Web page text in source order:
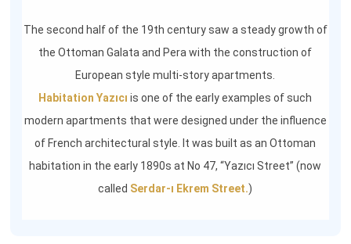
The second half of the 19th century saw a steady growth of
the Ottoman Galata and Pera with the construction of
European style multi-story apartments.
Habitation Yazıcı is one of the early examples of such
modern apartments that were designed under the influence
of French architectural style. It was built as an Ottoman
habitation in the early 1890s at No 47, “Yazıcı Street” (now
called Serdar-ı Ekrem Street.)